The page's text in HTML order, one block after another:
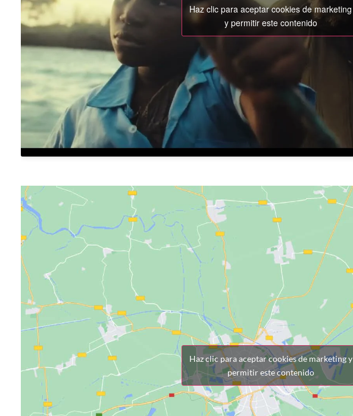
Haz clic para aceptar cookies de marketing
y permitir este contenido
Haz clic para aceptar cookies de marketing y
permitir este contenido